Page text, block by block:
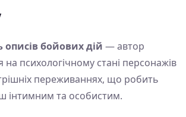
описів бойових дій — автор
на психологічному стані персонажів
переживаннях, що робить
інтимним та особистим.